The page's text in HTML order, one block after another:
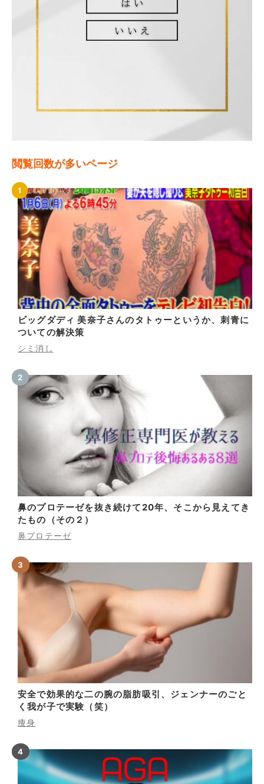
閲覧回数が多いページ
ビッグダディ 美奈子さんのタトゥーというか、刺青に
ついての解決策
シミ消し
鼻のプロテーゼを抜き続けて20年、そこから見えてき
たもの（その２）
鼻プロテーゼ
安全で効果的な二の腕の脂肪吸引、ジェンナーのごと
く我が子で実験（笑）
痩身